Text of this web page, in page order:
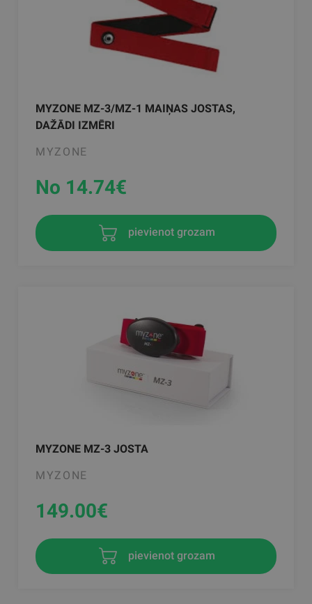
MYZONE MZ-3/MZ-1 MAIŅAS JOSTAS,
DAŽĀDI IZMĒRI
MYZONE
No 14.74€
pievienot grozam
MYZONE MZ-3 JOSTA
MYZONE
149.00€
pievienot grozam